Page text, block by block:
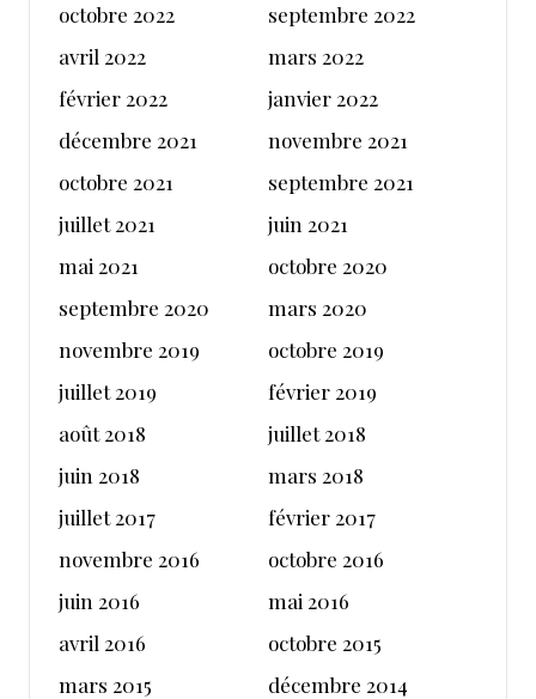
octobre 2022
septembre 2022
avril 2022
mars 2022
février 2022
janvier 2022
décembre 2021
novembre 2021
octobre 2021
septembre 2021
juillet 2021
juin 2021
mai 2021
octobre 2020
septembre 2020
mars 2020
novembre 2019
octobre 2019
juillet 2019
février 2019
août 2018
juillet 2018
juin 2018
mars 2018
juillet 2017
février 2017
novembre 2016
octobre 2016
juin 2016
mai 2016
avril 2016
octobre 2015
mars 2015
décembre 2014